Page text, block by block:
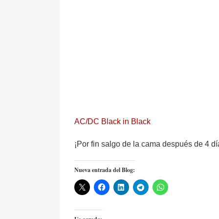
AC/DC Black in Black
¡Por fin salgo de la cama después de 4
Nueva entrada del Blog: